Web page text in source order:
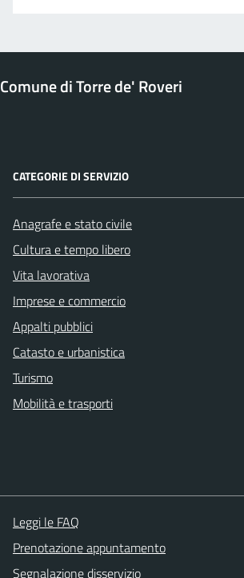
Comune di Torre de' Roveri
CATEGORIE DI SERVIZIO
Anagrafe e stato civile
Cultura e tempo libero
Vita lavorativa
Imprese e commercio
Appalti pubblici
Catasto e urbanistica
Turismo
Mobilità e trasporti
Leggi le FAQ
Prenotazione appuntamento
Segnalazione disservizio